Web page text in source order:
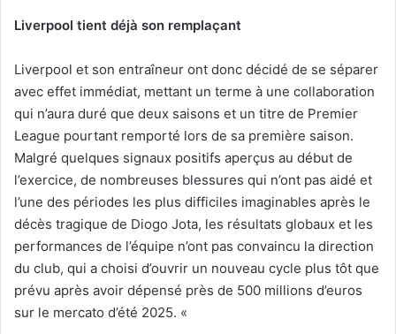
Liverpool tient déjà son remplaçant
Liverpool et son entraîneur ont donc décidé de se séparer
avec effet immédiat, mettant un terme à une collaboration
qui n’aura duré que deux saisons et un titre de Premier
League pourtant remporté lors de sa première saison.
Malgré quelques signaux positifs aperçus au début de
l’exercice, de nombreuses blessures qui n’ont pas aidé et
l’une des périodes les plus difficiles imaginables après le
décès tragique de Diogo Jota, les résultats globaux et les
performances de l’équipe n’ont pas convaincu la direction
du club, qui a choisi d’ouvrir un nouveau cycle plus tôt que
prévu après avoir dépensé près de 500 millions d’euros
sur le mercato d’été 2025. «